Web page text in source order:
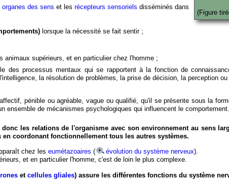
(Figure
organes des sens et les récepteurs sensoriels disséminés dans
lorsque la nécessité se fait sentir ;
animaux supérieurs, et en particulier chez l'homme ;
des processus mentaux qui se rapportent à la fonction de
la résolution de problèmes, la prise de décision, la perception
pénible ou agréable, vague ou qualifié, qu'il se présente sous la
ensemble de mécanismes psychologiques qui influencent le comportement.
donc les relations de l'organisme avec son environnement au sens
coordonant fonctionnellement tous les autres systèmes.
chez leseumétazoaires ( évolution du système nerveux).
et en particulier l'homme, c'est de loin le plus complexe.
etcellules gliales) assure les différentes fonctions du système